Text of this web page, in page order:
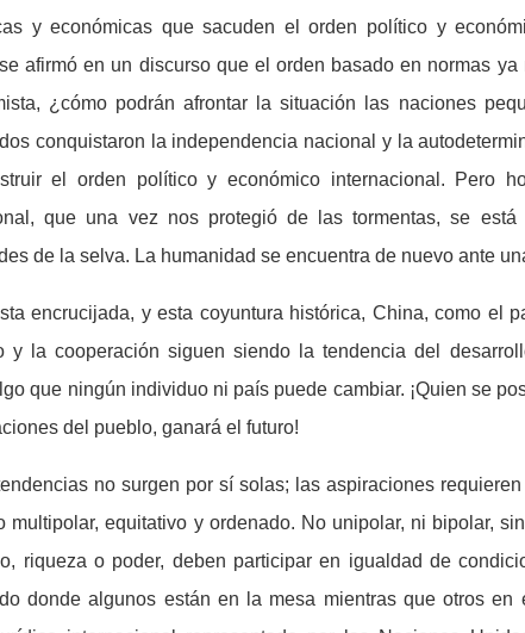
y económicas que sacuden el orden político y
afirmó en un discurso que el orden basado en normas
¿cómo podrán afrontar la situación las naciones
conquistaron la independencia nacional y la
el orden político y económico internacional. Pero
que una vez nos protegió de las tormentas, se
de la selva. La humanidad se encuentra de nuevo ante
encrucijada, y esta coyuntura histórica, China, como el
y la cooperación siguen siendo la tendencia del
que ningún individuo ni país puede cambiar. ¡Quien se
del pueblo, ganará el futuro!
no surgen por sí solas; las aspiraciones
multipolar, equitativo y ordenado. No unipolar, ni bipolar,
riqueza o poder, deben participar en igualdad de
donde algunos están en la mesa mientras que otros en